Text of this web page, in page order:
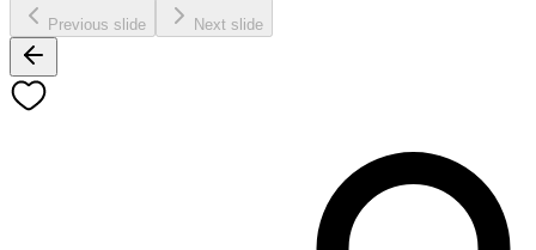
Previous slide Next slide